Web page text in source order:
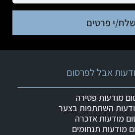
שלח/י פרטים
אבל לפרסום
מודעות פטירה
השתתפות בצער
מודעות אזכרה
מודעות תנחומים